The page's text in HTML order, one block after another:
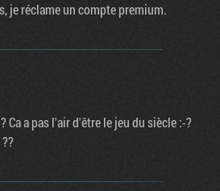
je réclame un compte premium.
Ca a pas l'air d'être le jeu du siècle :-?